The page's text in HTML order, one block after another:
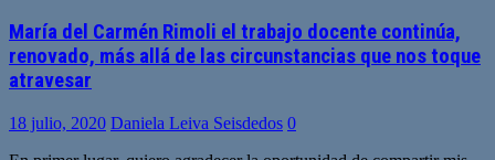
María del Carmén Rimoli el trabajo docente continúa,
renovado, más allá de las circunstancias que nos toque
atravesar
18 julio, 2020 Daniela Leiva Seisdedos 0